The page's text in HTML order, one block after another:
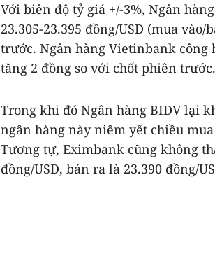
Với biên độ tỷ giá +/-3%, Ngân
23.305-23.395 đồng/USD (mua
trước. Ngân hàng Vietinbank công
tăng 2 đồng so với chốt phiên trước.
Trong khi đó Ngân hàng BIDV lại
ngân hàng này niêm yết chiều
Tương tự, Eximbank cũng không
đồng/USD, bán ra là 23.390 đồng/